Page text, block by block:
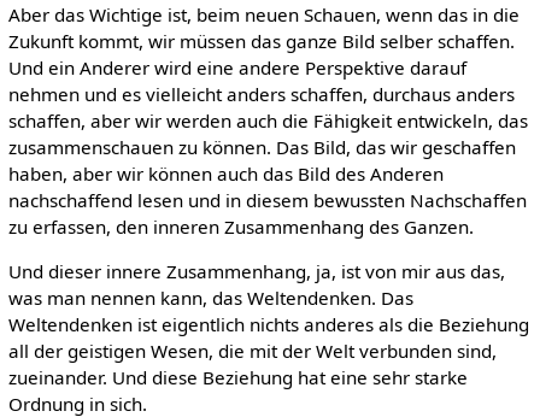
Aber das Wichtige ist, beim neuen Schauen, wenn das in die
Zukunft kommt, wir müssen das ganze Bild selber schaffen.
Und ein Anderer wird eine andere Perspektive darauf
nehmen und es vielleicht anders schaffen, durchaus anders
schaffen, aber wir werden auch die Fähigkeit entwickeln, das
zusammenschauen zu können. Das Bild, das wir geschaffen
haben, aber wir können auch das Bild des Anderen
nachschaffend lesen und in diesem bewussten Nachschaffen
zu erfassen, den inneren Zusammenhang des Ganzen.
Und dieser innere Zusammenhang, ja, ist von mir aus das,
was man nennen kann, das Weltendenken. Das
Weltendenken ist eigentlich nichts anderes als die Beziehung
all der geistigen Wesen, die mit der Welt verbunden sind,
zueinander. Und diese Beziehung hat eine sehr starke
Ordnung in sich.